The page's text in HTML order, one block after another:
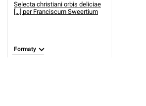
Selecta christiani orbis deliciae
[...] per Franciscum Sweertium
Formaty